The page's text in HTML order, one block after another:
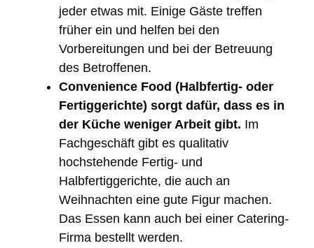
jeder etwas mit. Einige Gäste treffen
früher ein und helfen bei den
Vorbereitungen und bei der Betreuung
des Betroffenen.
Convenience Food (Halbfertig- oder
Fertiggerichte) sorgt dafür, dass es in
der Küche weniger Arbeit gibt. Im
Fachgeschäft gibt es qualitativ
hochstehende Fertig- und
Halbfertiggerichte, die auch an
Weihnachten eine gute Figur machen.
Das Essen kann auch bei einer Catering-
Firma bestellt werden.